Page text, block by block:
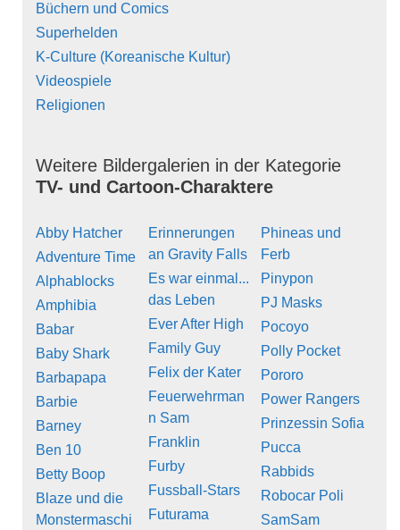
Büchern und Comics
Superhelden
K-Culture (Koreanische Kultur)
Videospiele
Religionen
Weitere Bildergalerien in der Kategorie
TV- und Cartoon-Charaktere
Abby Hatcher
Adventure Time
Alphablocks
Amphibia
Babar
Baby Shark
Barbapapa
Barbie
Barney
Ben 10
Betty Boop
Blaze und die
Monstermaschi
Erinnerungen
an Gravity Falls
Es war einmal...
das Leben
Ever After High
Family Guy
Felix der Kater
Feuerwehrman
n Sam
Franklin
Furby
Fussball-Stars
Futurama
Phineas und
Ferb
Pinypon
PJ Masks
Pocoyo
Polly Pocket
Pororo
Power Rangers
Prinzessin Sofia
Pucca
Rabbids
Robocar Poli
SamSam